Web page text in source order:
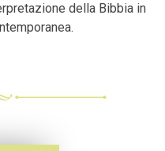
della Bibbia in